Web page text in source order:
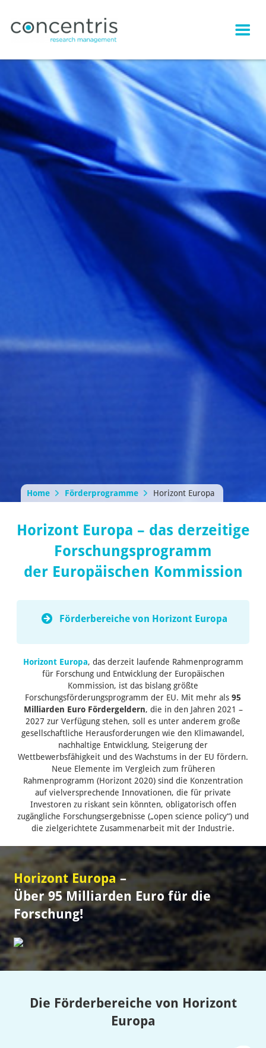
Home Förderprogramme Horizont Europa
Horizont Europa – das derzeitige
Forschungsprogramm
der Europäischen Kommission
Förderbereiche von Horizont Europa
Horizont Europa, das derzeit laufende Rahmenprogramm
für Forschung und Entwicklung der Europäischen
Kommission, ist das bislang größte
Forschungsförderungsprogramm der EU. Mit mehr als 95
Milliarden Euro Fördergeldern, die in den Jahren 2021 –
2027 zur Verfügung stehen, soll es unter anderem große
gesellschaftliche Herausforderungen wie den Klimawandel,
nachhaltige Entwicklung, Steigerung der
Wettbewerbsfähigkeit und des Wachstums in der EU fördern.
Neue Elemente im Vergleich zum früheren
Rahmenprogramm (Horizont 2020) sind die Konzentration
auf vielversprechende Innovationen, die für private
Investoren zu riskant sein könnten, obligatorisch offen
zugängliche Forschungsergebnisse („open science policy“) und
die zielgerichtete Zusammenarbeit mit der Industrie.
Horizont Europa–
Über 95 Milliarden Euro für die
Forschung!
Die Förderbereiche von Horizont
Europa